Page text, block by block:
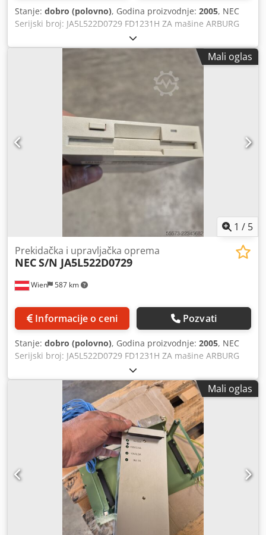
Stanje: dobro (polovno), Godina proizvodnje: 2005, NEC
Serijski broj: JA5L522D0729 FD1231H ZA mašine ARBURG
Godina proizvodnje: 2005. Crjdezl Tbcjpfx Akisf
Mali oglas
1 / 5
Wien 587 km
Prekidačka i upravljačka oprema
NECS/N JA5L522D0729
Informacije o ceni Pozvati
Stanje: dobro (polovno), Godina proizvodnje: 2005, NEC
Serijski broj: JA5L522D0729 FD1231H ZA mašine ARBURG
Godina proizvodnje: 2005. Cedpszl S Twsfx Akiorf
Mali oglas